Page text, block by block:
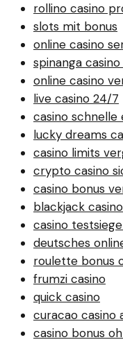
rollino casino
slots mit bonus
online casino
spinanga
online casino
live casino 24/7
casino schnelle
lucky dreams
casino limits
crypto casino
casino bonus
blackjack
casino
deutsches
roulette bonus
frumzi casino
quick casino
curacao casino
casino bonus